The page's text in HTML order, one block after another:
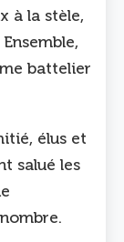
à la stèle,
battelier
élus et
salué les